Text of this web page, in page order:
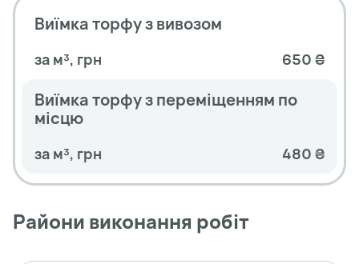
Виїмка торфу з вивозом
за м³, грн 650 ₴
Виїмка торфу з переміщенням по
місцю
за м³, грн 480 ₴
Райони виконання робіт